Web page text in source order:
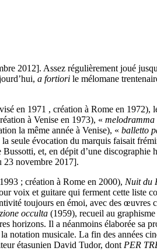
2012]. Assez régulièrement joué
a fortiori le mélomane
en 1971 , création à Rome en 1972),
à Venise en 1973), «
la même année à Venise), « balletto
seule évocation du marquis faisait
et, en dépit d’une discographie
23 novembre 2017].
; création à Rome en 2000), Nuit du
voix et guitare qui ferment cette liste
toujours en émoi, avec des œuvres
occulta (1959), recueil au
horizons. Il a néanmoins élaborée sa
notation musicale. La fin des années
étasunien David Tudor, dont PER